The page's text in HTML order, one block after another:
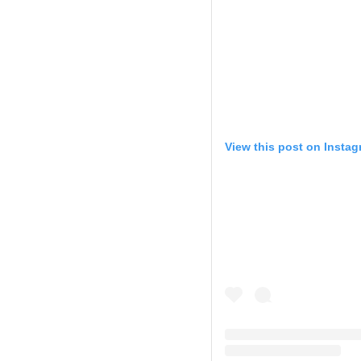
View this post on